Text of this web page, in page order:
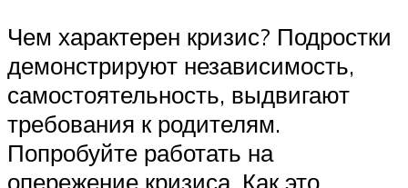
Чем характерен кризис? Подростки
демонстрируют независимость,
самостоятельность, выдвигают
требования к родителям.
Попробуйте работать на
опережение кризиса. Как это